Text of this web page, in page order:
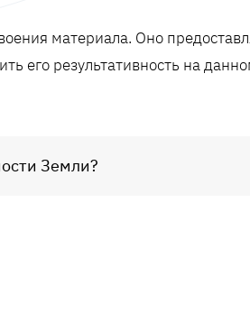
материала. Оно
его результативность на
Земли?